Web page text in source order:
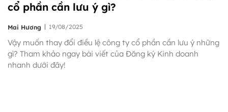
cổ phần cần lưu ý gì?
Mai Hương | 19/08/2025
Vậy muốn thay đổi điều lệ công ty cổ phần cần lưu ý những
gì? Tham khảo ngay bài viết của Đăng ký Kinh doanh
nhanh dưới đây!